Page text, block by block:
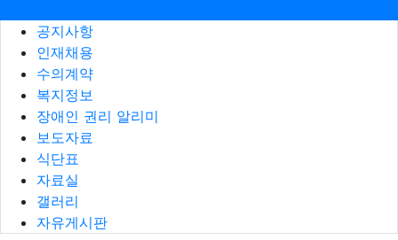
공지사항
인재채용
수의계약
복지정보
장애인 권리 알리미
보도자료
식단표
자료실
갤러리
자유게시판